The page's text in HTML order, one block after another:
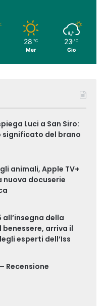
28 ℃
Mer
23 ℃
Gio
Luci a San Siro:
significato del brano
animali, Apple TV+
nuova docuserie
all’insegna della
benessere, arriva il
esperti dell’Iss
Recensione